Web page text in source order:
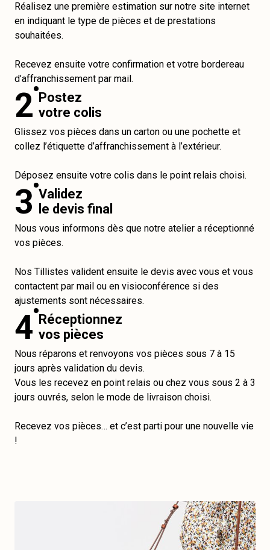
Réalisez une première estimation sur notre site internet
en indiquant le type de pièces et de prestations
souhaitées.
Recevez ensuite votre confirmation et votre bordereau
d’affranchissement par mail.
2 Postez
votre colis
Glissez vos pièces dans un carton ou une pochette et
collez l’étiquette d’affranchissement à l’extérieur.
Déposez ensuite votre colis dans le point relais choisi.
3 Validez
le devis final
Nous vous informons dès que notre atelier a réceptionné
vos pièces.
Nos Tillistes valident ensuite le devis avec vous et vous
contactent par mail ou en visioconférence si des
ajustements sont nécessaires.
4 Réceptionnez
vos pièces
Nous réparons et renvoyons vos pièces sous 7 à 15
jours après validation du devis.
Vous les recevez en point relais ou chez vous sous 2 à 3
jours ouvrés, selon le mode de livraison choisi.
Recevez vos pièces… et c’est parti pour une nouvelle vie
!